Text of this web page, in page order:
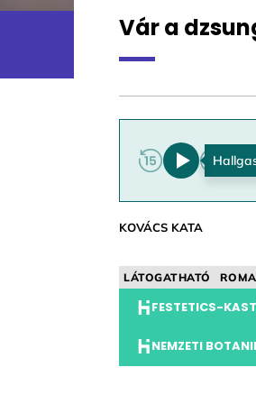
Vár a
0:00
KOVÁCS KATA
LÁTOGATHATÓ
FESTETICS-
NEMZETI